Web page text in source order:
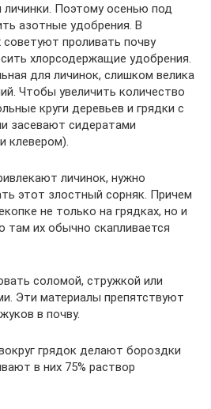
личинки. Поэтому осенью под
азотные удобрения. В
проливать почву
хлорсодержащие удобрения.
для личинок, слишком велика
Чтобы увеличить количество
круги деревьев и грядки с
засевают сидератами
клевером).
личинок, нужно
этот злостный сорняк. Причем
не только на грядках, но и
там их обычно скапливается
соломой, стружкой или
Эти материалы препятствуют
в почву.
грядок делают бороздки
в них 75% раствор